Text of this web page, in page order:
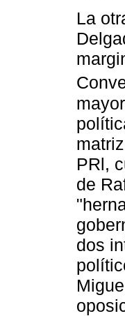
La
PRl,
de
dos